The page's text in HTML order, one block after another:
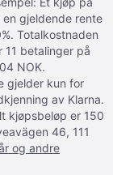
gjeldende rente
Totalkostnaden
11 betalinger på
NOK.
gjelder kun for
av Klarna.
kjøpsbeløp er 150
46, 111
og andre